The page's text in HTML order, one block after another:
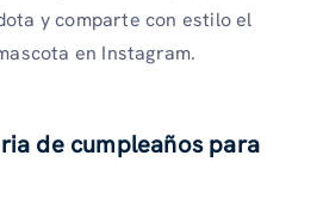
y comparte con estilo el
en Instagram.
de cumpleaños para